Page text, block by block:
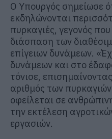
Ο Υπουργός σημείωσε
εκδηλώνονται
πυρκαγιές, γεγονός
διάσπαση των
επίγειων δυνάμεων.
δυνάμεων και στο
τόνισε,
αριθμός των
οφείλεται σε
την εκτέλεση
εργασιών.